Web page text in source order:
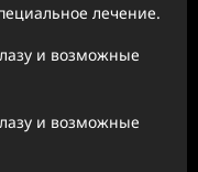
лечение.